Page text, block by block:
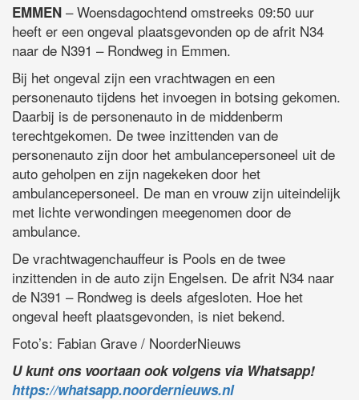
EMMEN – Woensdagochtend omstreeks 09:50 uur
heeft er een ongeval plaatsgevonden op de afrit N34
naar de N391 – Rondweg in Emmen.
Bij het ongeval zijn een vrachtwagen en een
personenauto tijdens het invoegen in botsing gekomen.
Daarbij is de personenauto in de middenberm
terechtgekomen. De twee inzittenden van de
personenauto zijn door het ambulancepersoneel uit de
auto geholpen en zijn nagekeken door het
ambulancepersoneel. De man en vrouw zijn uiteindelijk
met lichte verwondingen meegenomen door de
ambulance.
De vrachtwagenchauffeur is Pools en de twee
inzittenden in de auto zijn Engelsen. De afrit N34 naar
de N391 – Rondweg is deels afgesloten. Hoe het
ongeval heeft plaatsgevonden, is niet bekend.
Foto’s: Fabian Grave / NoorderNieuws
U kunt ons voortaan ook volgens via Whatsapp!
https://whatsapp.noordernieuws.nl